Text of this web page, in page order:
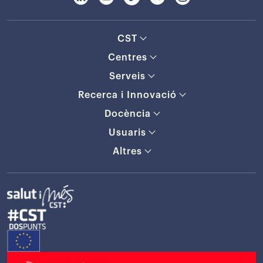
CST
Centres
Serveis
Recerca i Innovació
Docència
Usuaris
Altres